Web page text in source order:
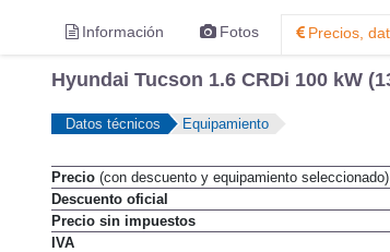
MARCAS REVISTA/
Hyundai Tucson 1.6 CRDi 100 kW
Datos técnicos Equipamiento
Precio (con descuento y equipamiento seleccionado)
Descuento oficial
Precio sin impuestos
IVA